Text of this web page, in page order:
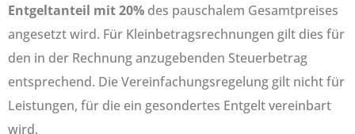
Entgeltanteil mit 20% des pauschalem Gesamtpreises
angesetzt wird. Für Kleinbetragsrechnungen gilt dies für
den in der Rechnung anzugebenden Steuerbetrag
entsprechend. Die Vereinfachungsregelung gilt nicht für
Leistungen, für die ein gesondertes Entgelt vereinbart
wird.